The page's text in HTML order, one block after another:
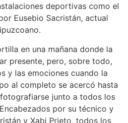
deportivas como el
Eusebio Sacristán, actual
en una mañana donde la
presente, pero, sobre todo,
y las emociones cuando la
al completo se acercó hasta
junto a todos los
por su técnico y
y Xabi Prieto, todos los